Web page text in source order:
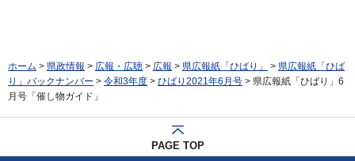
ホーム > 県政情報 > 広報・広聴 > 広報 > 県広報紙「ひばり」 > 県広報紙「ひば
り」バックナンバー > 令和3年度 > ひばり2021年6月号 > 県広報紙「ひばり」6
月号「催し物ガイド」
PAGE TOP